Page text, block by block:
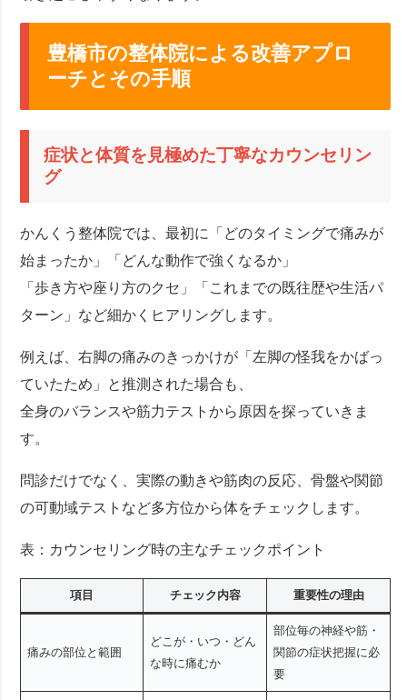
豊橋市の整体院による改善アプロ
ーチとその手順
症状と体質を見極めた丁寧なカウンセリン
グ
かんくう整体院では、最初に「どのタイミングで痛みが
始まったか」「どんな動作で強くなるか」
「歩き方や座り方のクセ」「これまでの既往歴や生活パ
ターン」など細かくヒアリングします。
例えば、右脚の痛みのきっかけが「左脚の怪我をかばっ
ていたため」と推測された場合も、
全身のバランスや筋力テストから原因を探っていきま
す。
問診だけでなく、実際の動きや筋肉の反応、骨盤や関節
の可動域テストなど多方位から体をチェックします。
表：カウンセリング時の主なチェックポイント
項目 チェック内容 重要性の理由
痛みの部位と範囲
どこが・いつ・どん
な時に痛むか
部位毎の神経や筋・
関節の症状把握に必
要